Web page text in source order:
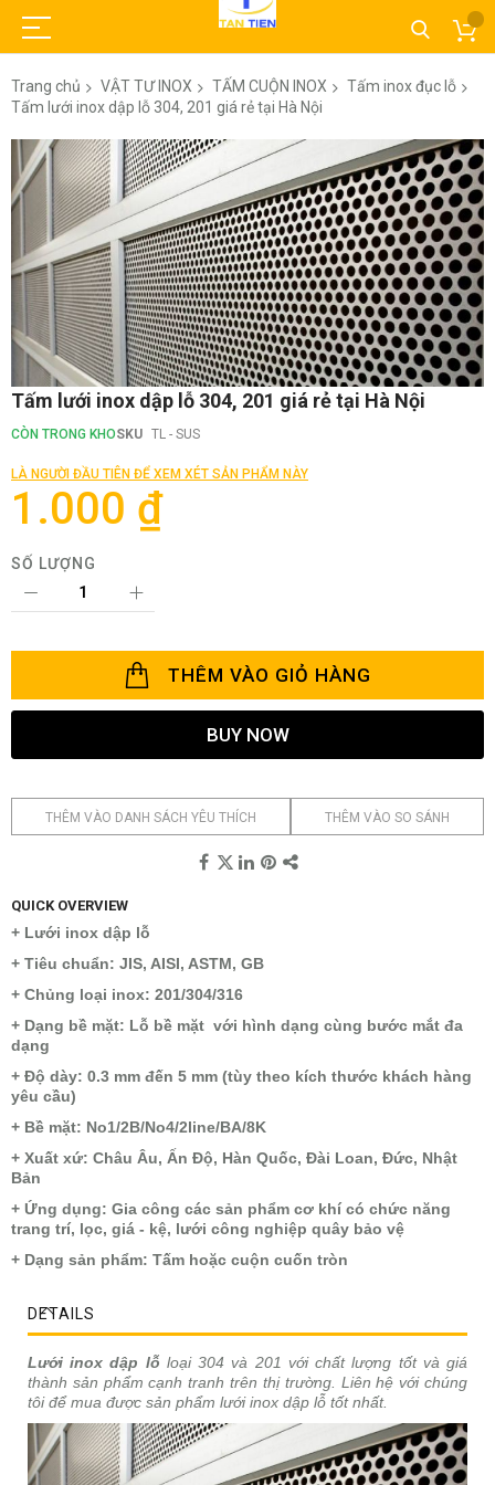
Trang chủ VẬT TƯ INOX TẤM CUỘN INOX
Tấm inox đục lỗ
Tấm lưới inox dập lỗ 304, 201 giá rẻ tại Hà Nội
Chuyển
đến
phần
đầu
viện
hình
ảnh
Chuyển
đến
phần
của
thư
hình
Tấm lưới inox dập lỗ 304, 201 giá rẻ tại Hà Nội
CÒN TRONG KHOSKU TL - SUS
LÀ NGƯỜI ĐẦU TIÊN ĐỂ XEM XÉT SẢN PHẨM NÀY
1.000 ₫
SỐ LƯỢNG
THÊM VÀO GIỎ HÀNG
BUY NOW
THÊM VÀO DANH SÁCH YÊU THÍCH THÊM VÀO SO SÁNH
QUICK OVERVIEW
+ Lưới inox dập lỗ
+ Tiêu chuẩn: JIS, AISI, ASTM, GB
+ Chủng loại inox: 201/304/316
+ Dạng bề mặt: Lỗ bề mặt với hình dạng cùng bước mắt đa
dạng
+ Độ dày: 0.3 mm đến 5 mm (tùy theo kích thước khách hàng
yêu cầu)
+ Bề mặt: No1/2B/No4/2line/BA/8K
+ Xuất xứ: Châu Âu, Ấn Độ, Hàn Quốc, Đài Loan, Đức, Nhật
Bản
+ Ứng dụng: Gia công các sản phẩm cơ khí có chức năng
trang trí, lọc, giá - kệ, lưới công nghiệp quây bảo vệ
+ Dạng sản phẩm: Tấm hoặc cuộn cuốn tròn
DETAILS
Lưới inox dập lỗ loại 304 và 201 với chất lượng tốt và giá
thành sản phẩm cạnh tranh trên thị trường. Liên hệ với chúng
tôi để mua được sản phẩm lưới inox dập lỗ tốt nhất.